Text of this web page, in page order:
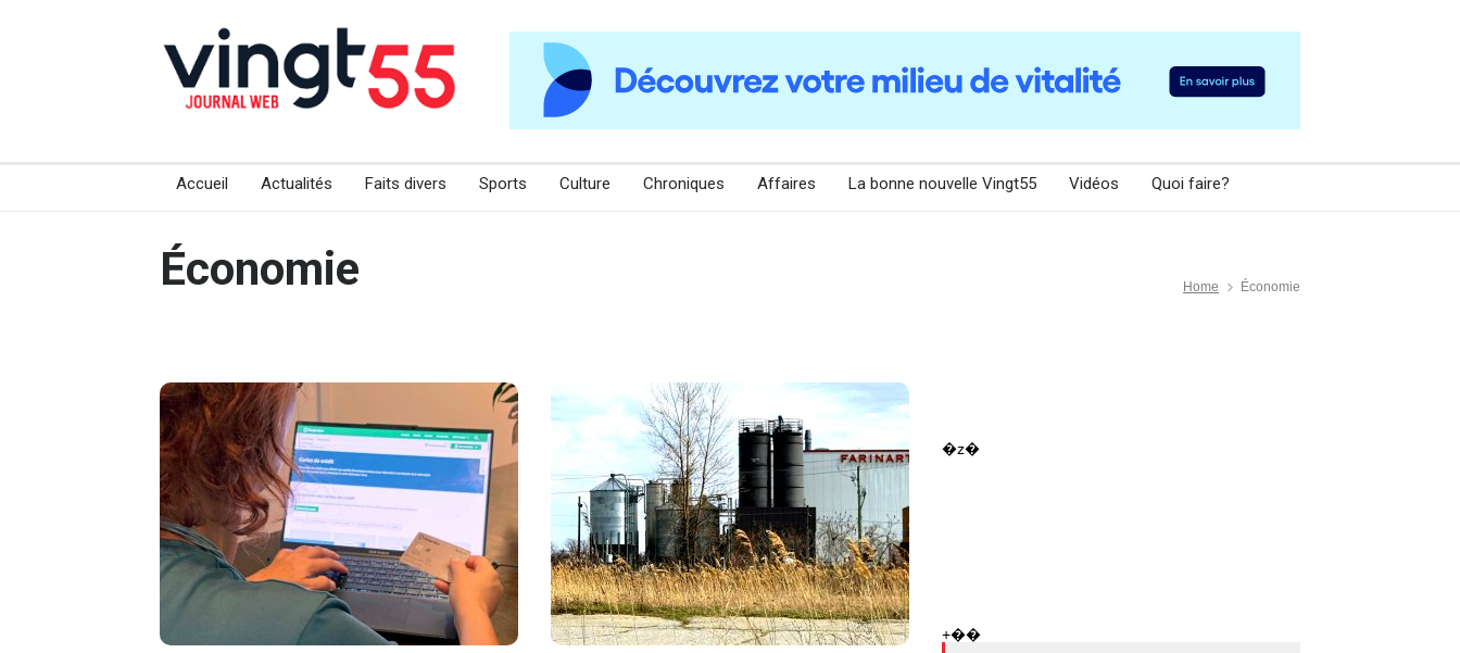
Accueil Actualités Faits divers Sports Culture Chroniques Affaires La bonne nouvelle Vingt55 Vidéos Quoi faire?
Économie Home Économie
�z�
+��